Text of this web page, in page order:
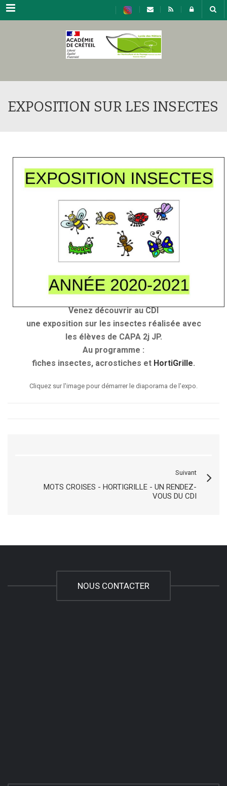
Menu
EXPOSITION SUR LES INSECTES
Venez découvrir au CDI
une exposition sur les insectes réalisée avec
les élèves de CAPA 2j JP.
Au programme :
fiches insectes, acrostiches et HortiGrille.
Cliquez sur l'image pour démarrer le diaporama de l'expo.
Suivant
MOTS CROISES - HORTIGRILLE - UN RENDEZ-
VOUS DU CDI
NOUS CONTACTER